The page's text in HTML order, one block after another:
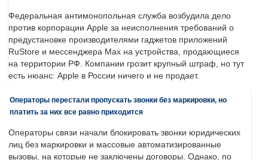
Федеральная антимонопольная служба возбудила дело
против корпорации Apple за неисполнения требований о
предустановке производителями гаджетов приложений
RuStore и мессенджера Max на устройства, продающиеся
на территории РФ. Компании грозит крупный штраф, но тут
есть нюанс: Apple в России ничего и не продает.
Операторы перестали пропускать звонки без маркировки, но
платить за них все равно приходится
Операторы связи начали блокировать звонки юридических
лиц без маркировки и массовые автоматизированные
вызовы, на которые не заключены договоры. Однако, по